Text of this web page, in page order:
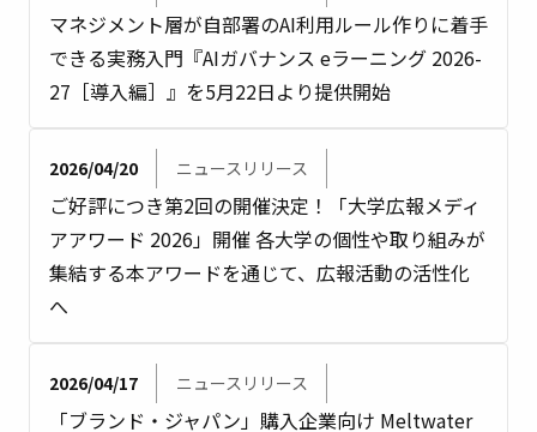
マネジメント層が自部署のAI利用ルール作りに着手
できる実務入門『AIガバナンス eラーニング 2026-
27［導入編］』を5月22日より提供開始
2026/04/20 ニュースリリース
ご好評につき第2回の開催決定！「大学広報メディ
アアワード 2026」開催 各大学の個性や取り組みが
集結する本アワードを通じて、広報活動の活性化
へ
2026/04/17 ニュースリリース
「ブランド・ジャパン」購入企業向け Meltwater